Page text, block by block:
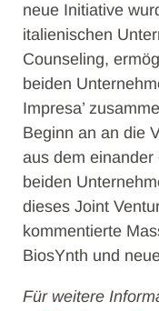
neue Initiative
italienischen
Counseling,
beiden
Impresa’
Beginn an an die
aus dem
beiden
dieses Joint
kommentierte
BiosYnth und
Für weitere